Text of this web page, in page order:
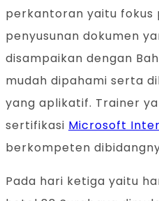
perkantoran yaitu fokus
penyusunan dokumen
disampaikan dengan
mudah dipahami serta
yang aplikatif. Trainer
sertifikasi Microsoft
berkompeten
Pada hari ketiga yaitu